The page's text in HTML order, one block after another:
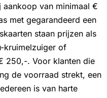
van minimaal €
met gegarandeerd een
staan prijzen als
kruimelzuiger of
250,-. Voor klanten die
de voorraad strekt, een
is van harte